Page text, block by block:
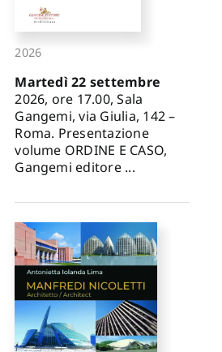
2026
Martedì 22 settembre
2026, ore 17.00, Sala
Gangemi, via Giulia, 142 –
Roma. Presentazione
volume ORDINE E CASO,
Gangemi editore ...